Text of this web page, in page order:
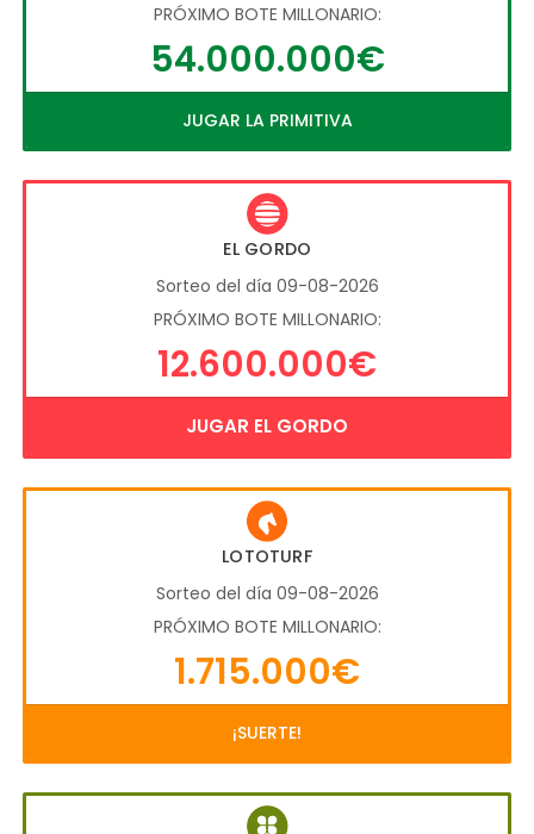
PRÓXIMO BOTE MILLONARIO:
54.000.000€
JUGAR LA PRIMITIVA
EL GORDO
Sorteo del día 09-08-2026
PRÓXIMO BOTE MILLONARIO:
12.600.000€
JUGAR EL GORDO
LOTOTURF
Sorteo del día 09-08-2026
PRÓXIMO BOTE MILLONARIO:
1.715.000€
¡SUERTE!